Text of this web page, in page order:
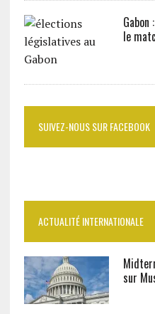
le
SUIVEZ-NOUS SUR FACEBOOK
ACTUALITÉ INTERNATIONALE
sur